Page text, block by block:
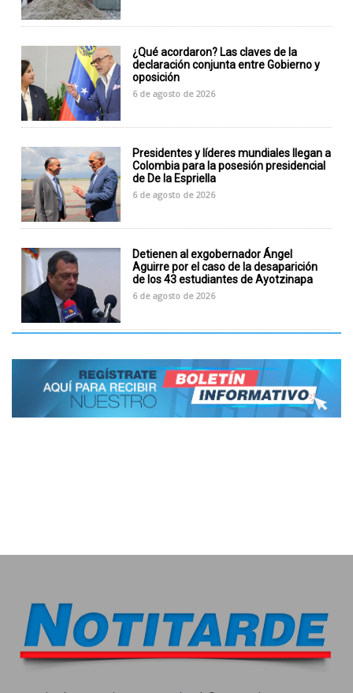
¿Qué acordaron? Las claves de la
declaración conjunta entre Gobierno y
oposición
6 de agosto de 2026
Presidentes y líderes mundiales llegan a
Colombia para la posesión presidencial
de De la Espriella
6 de agosto de 2026
Detienen al exgobernador Ángel
Aguirre por el caso de la desaparición
de los 43 estudiantes de Ayotzinapa
6 de agosto de 2026